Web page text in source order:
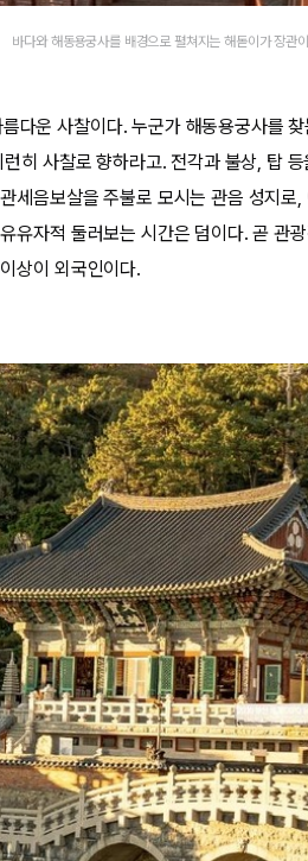
바다와 해동용궁사를 배경으로 펼쳐지는 해돋이가 장관
다운 사찰이다. 누군가 해동용궁사를
히 사찰로 향하라고. 전각과 불상, 탑
세음보살을 주불로 모시는 관음 성지로
유자적 둘러보는 시간은 덤이다. 곧 관
상이 외국인이다.